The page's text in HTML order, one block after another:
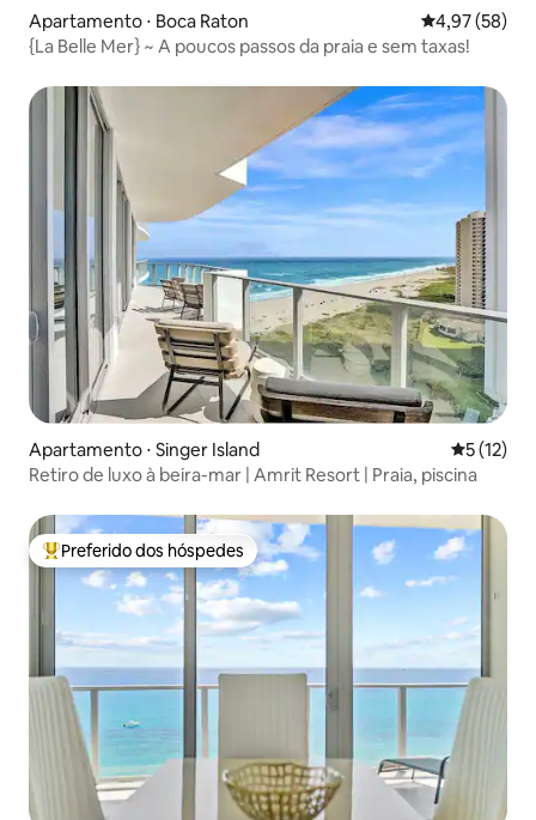
Apartamento ⋅ Boca Raton 4,97 de uma
4,97 (58)
{La Belle Mer} ~ A poucos passos da praia e sem taxas!
Apartamento ⋅ Singer Island 5 de uma
5 (12)
Retiro de luxo à beira-mar | Amrit Resort | Praia, piscina
Entre os melhores preferidos dos hóspedes
Preferido dos hóspedes